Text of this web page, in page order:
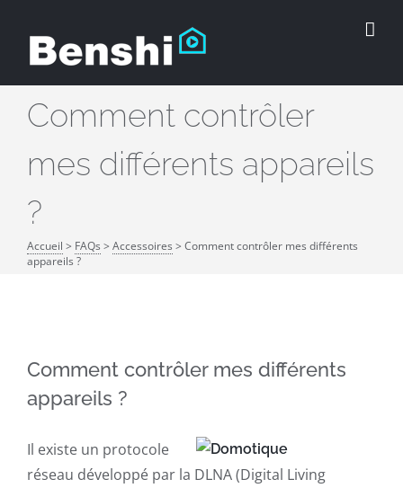
contenu
Comment contrôler
mes différents appareils
?
Accueil > FAQs > Accessoires > Comment contrôler mes différents
appareils ?
Comment contrôler mes différents
appareils ?
Il existe un protocole
réseau développé par la DLNA (Digital Living